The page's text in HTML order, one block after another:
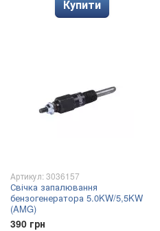
Купити
Артикул: 3036157
Свічка запалювання
бензогенератора 5.0KW/5,5KW
(AMG)
390 грн